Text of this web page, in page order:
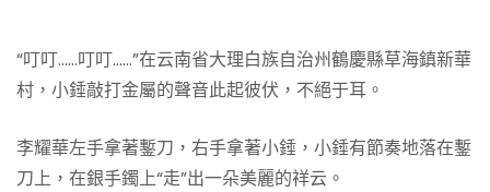
“叮叮……叮叮……”在云南省大理白族自治州鶴慶縣草海鎮新華
村，小錘敲打金屬的聲音此起彼伏，不絕于耳。
李耀華左手拿著鏨刀，右手拿著小錘，小錘有節奏地落在鏨
刀上，在銀手鐲上“走”出一朵美麗的祥云。